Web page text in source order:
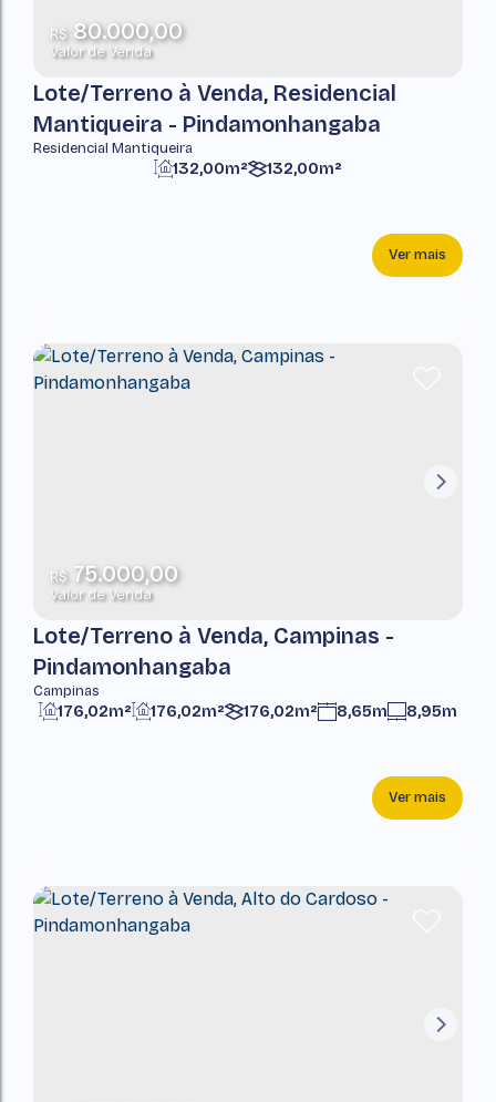
R$80.000,00
Valor de Venda
Lote/Terreno à Venda, Residencial
Mantiqueira - Pindamonhangaba
Residencial Mantiqueira
132,00m² 132,00m²
Ver mais
R$75.000,00
Valor de Venda
Lote/Terreno à Venda, Campinas -
Pindamonhangaba
Campinas
176,02m² 176,02m² 176,02m² 8,65m 8,95m
Ver mais